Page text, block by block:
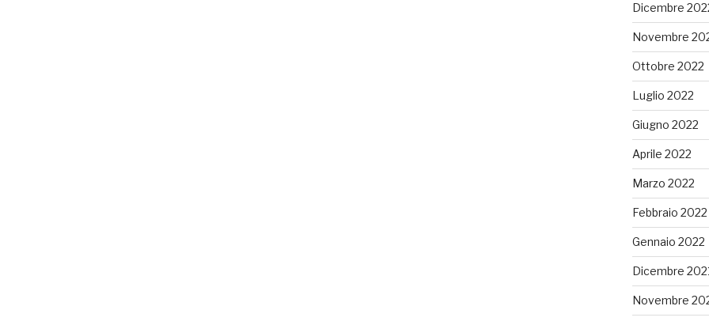
Dicembre
Novembre
Ottobre 2022
Luglio 2022
Giugno 2022
Aprile 2022
Marzo 2022
Febbraio 2022
Gennaio 2022
Dicembre
Novembre